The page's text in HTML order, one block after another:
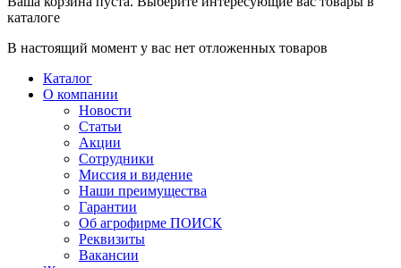
каталоге
В настоящий момент у вас нет отложенных товаров
Каталог
О компании
Новости
Статьи
Акции
Сотрудники
Миссия и видение
Наши преимущества
Гарантии
Об агрофирме ПОИСК
Реквизиты
Вакансии